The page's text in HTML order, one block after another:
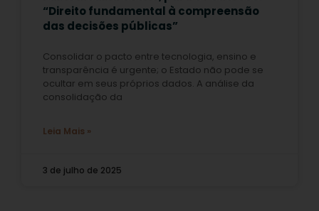
“Direito fundamental à compreensão
das decisões públicas”
Consolidar o pacto entre tecnologia, ensino e
transparência é urgente; o Estado não pode se
ocultar em seus próprios dados. A análise da
consolidação da
Leia Mais »
3 de julho de 2025